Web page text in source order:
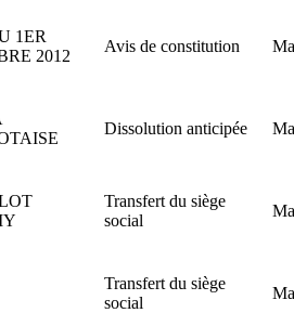
1ER
2012
Avis de constitution
Dissolution anticipée
Transfert du siège
social
Transfert du siège
social